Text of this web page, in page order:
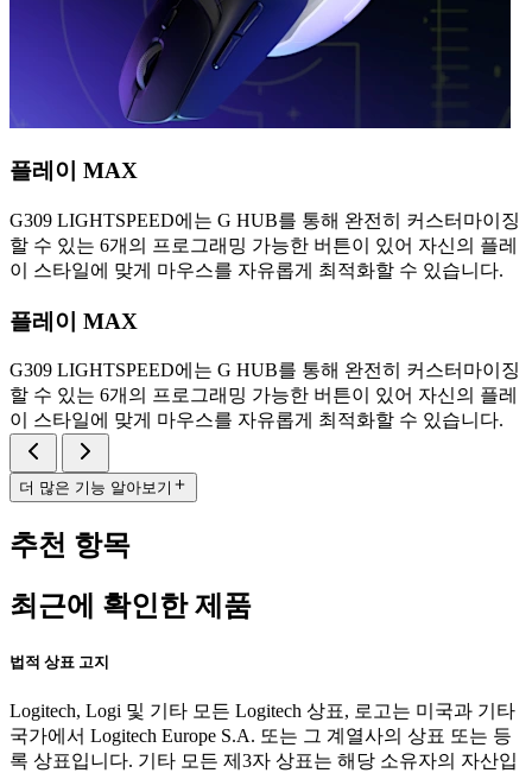
플레이 MAX
G309 LIGHTSPEED에는 G HUB를 통해 완전히 커스터마이징
할 수 있는 6개의 프로그래밍 가능한 버튼이 있어 자신의 플레
이 스타일에 맞게 마우스를 자유롭게 최적화할 수 있습니다.
플레이 MAX
G309 LIGHTSPEED에는 G HUB를 통해 완전히 커스터마이징
할 수 있는 6개의 프로그래밍 가능한 버튼이 있어 자신의 플레
이 스타일에 맞게 마우스를 자유롭게 최적화할 수 있습니다.
더 많은 기능 알아보기
추천 항목
최근에 확인한 제품
법적 상표 고지
Logitech, Logi 및 기타 모든 Logitech 상표, 로고는 미국과 기타
국가에서 Logitech Europe S.A. 또는 그 계열사의 상표 또는 등
록 상표입니다. 기타 모든 제3자 상표는 해당 소유자의 자산입